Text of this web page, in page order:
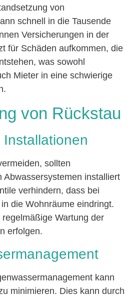
von
schnell in die Tausende
Versicherungen in der
für Schäden aufkommen, die
was sowohl
Mieter in eine schwierige
von Rückstau
Installationen
sollten
Abwassersystemen installiert
verhindern, dass bei
die Wohnräume eindringt.
Wartung der
erfolgen.
kann
minimieren. Dies kann durch